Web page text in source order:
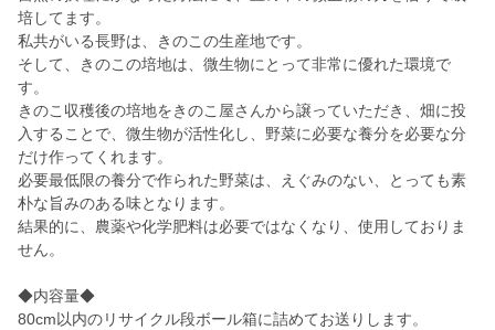
培してます。
私共がいる長野は、きのこの生産地です。
そして、きのこの培地は、微生物にとって非常に優れた環境で
す。
きのこ収穫後の培地をきのこ屋さんから譲っていただき、畑に投
入することで、微生物が活性化し、野菜に必要な養分を必要な分
だけ作ってくれます。
必要最低限の養分で作られた野菜は、えぐみのない、とっても素
朴な旨みのある味となります。
結果的に、農薬や化学肥料は必要ではなくなり、使用しておりま
せん。
◆内容量◆
80cm以内のリサイクル段ボール箱に詰めてお送りします。